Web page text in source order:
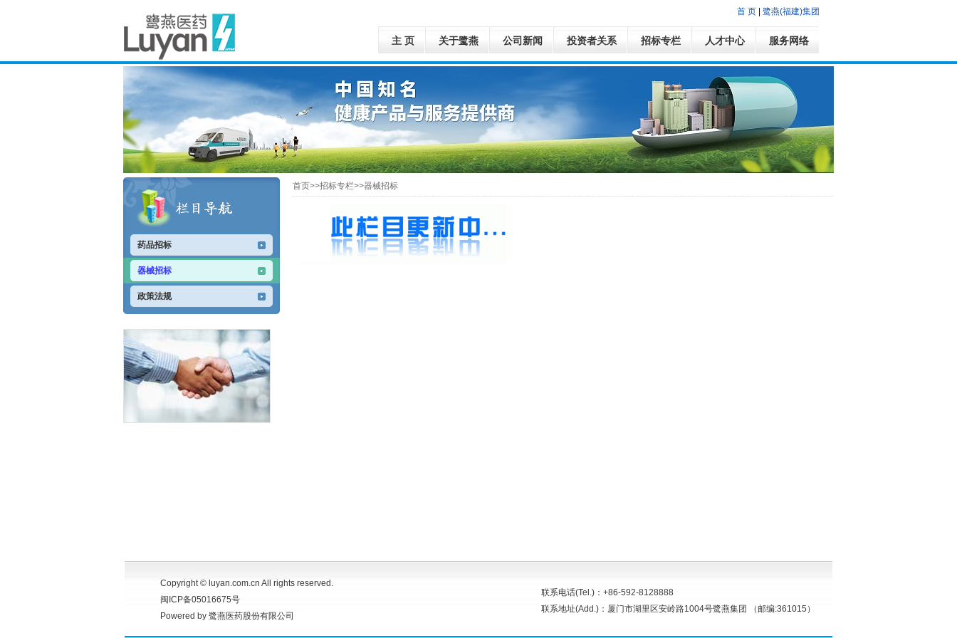
首 页 鹭燕(福建)集团
主 页 关于鹭燕 公司新闻 投资者关系 招标专栏 人才中心 服务网络
药品招标
器械招标
政策法规
首页>>招标专栏>>器械招标
Copyright © luyan.com.cn All rights reserved.
闽ICP备05016675号
Powered by 鹭燕医药股份有限公司
联系电话(Tel.)：+86-592-8128888
联系地址(Add.)：厦门市湖里区安岭路1004号鹭燕集团 （邮编:361015）